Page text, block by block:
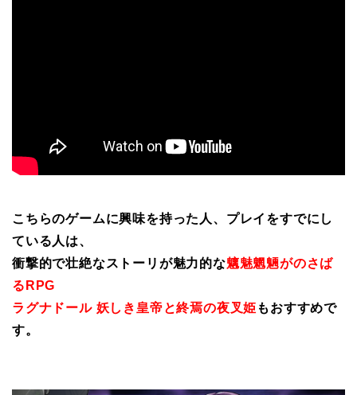
こちらのゲームに興味を持った人、プレイをすでにし
ている人は、
衝撃的で壮絶なストーリが魅力的な魑魅魍魎がのさば
るRPG
ラグナドール 妖しき皇帝と終焉の夜叉姫 もおすすめで
す。